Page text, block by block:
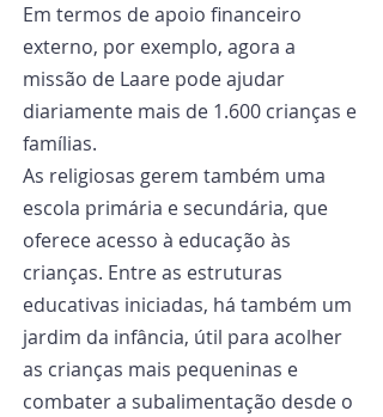
Em termos de apoio financeiro
externo, por exemplo, agora a
missão de Laare pode ajudar
diariamente mais de 1.600 crianças e
famílias.
As religiosas gerem também uma
escola primária e secundária, que
oferece acesso à educação às
crianças. Entre as estruturas
educativas iniciadas, há também um
jardim da infância, útil para acolher
as crianças mais pequeninas e
combater a subalimentação desde o